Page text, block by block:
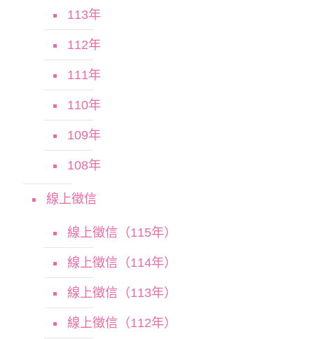
113年
112年
111年
110年
109年
108年
線上徵信
線上徵信（115年）
線上徵信（114年）
線上徵信（113年）
線上徵信（112年）